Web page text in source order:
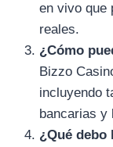
en vivo que
reales.
¿Cómo
Bizzo
incluyendo
bancarias y
¿Qué debo